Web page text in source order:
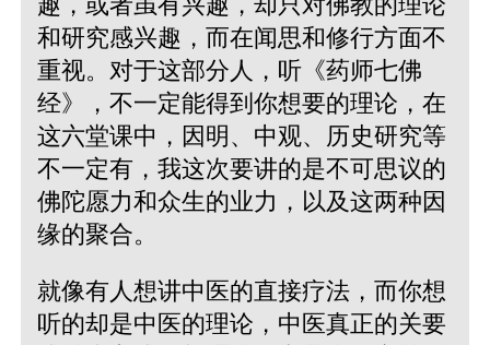
和研究感兴趣，而在闻思和修行方面不
重视。对于这部分人，听《药师七佛
经》，不一定能得到你想要的理论，在
这六堂课中，因明、中观、历史研究等
不一定有，我这次要讲的是不可思议的
佛陀愿力和众生的业力，以及这两种因
缘的聚合。
就像有人想讲中医的直接疗法，而你想
听的却是中医的理论，中医真正的关要